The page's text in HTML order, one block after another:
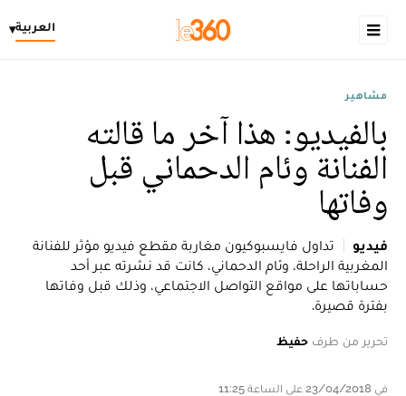
العربية▾
مشاهير
بالفيديو: هذا آخر ما قالته
الفنانة وئام الدحماني قبل
وفاتها
فيديو
تداول فايسبوكيون مغاربة مقطع فيديو مؤثر للفنانة
المغربية الراحلة، وئام الدحماني، كانت قد نشرته عبر أحد
حساباتها على مواقع التواصل الاجتماعي، وذلك قبل وفاتها
بفترة قصيرة.
تحرير من طرف حفيظ
في 23/04/2018 على الساعة 11:25